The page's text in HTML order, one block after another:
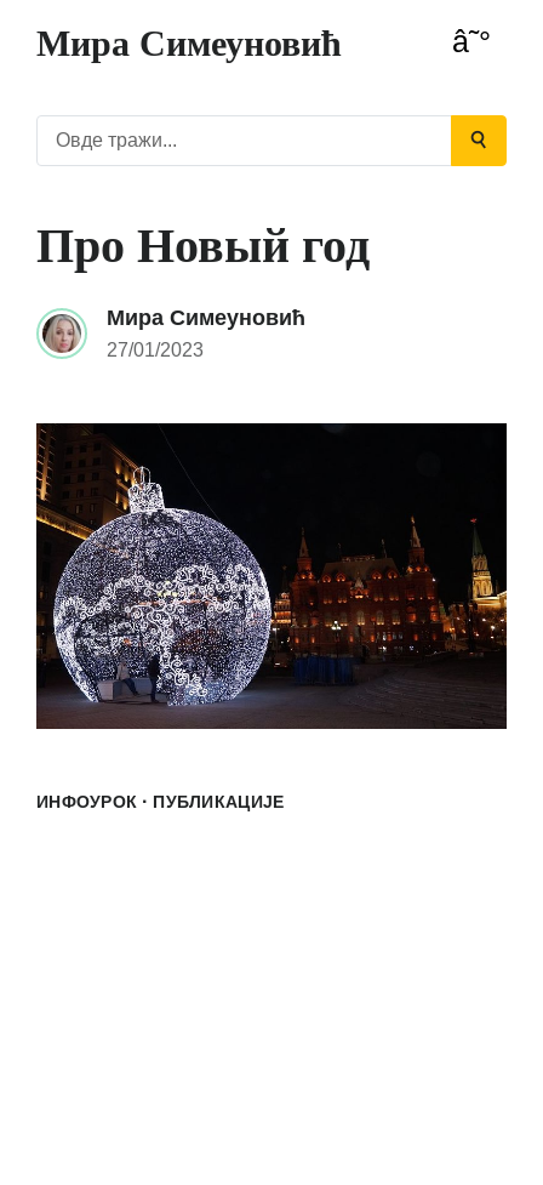
Мира Симеуновић
Про Новый год
Мира Симеуновић
27/01/2023
ИНФОУРОК · ПУБЛИКАЦИЈЕ